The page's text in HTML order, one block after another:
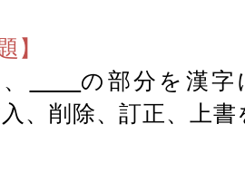
】
の部分を漢
、削除、訂正、上